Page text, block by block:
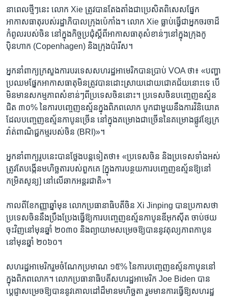
នា​ពេល​ថ្មីៗ​នេះ លោក Xie ត្រូវ​បាន​តែងតាំង​ជា​ប្រេសិត​ពិសេស​ផ្នែក​
អាកាសធាតុ​របស់​រដ្ឋាភិបាល​ក្រុង​ប៉េកាំង។ លោក Xie ធ្លាប់​ធ្វើ​ជា​អ្នក​ចរចា​ដ៏​
កំពូល​របស់​ចិន ​នៅ​ក្នុង​កិច្ចប្រជុំ​ស្តីពី​អាកាសធាតុ​សំខាន់ៗ​នៅ​ក្នុង​ក្រុ​ង​កូ
ប៉ិនហាក (Copenhagen) និង​ក្រុង​ប៉ារីស។​
អ្នក​នាំ​ពាក្យ​ក្រសួង​ការបរទេស​សហរដ្ឋ​អាមេរិក​បាន​ប្រាប់ VOA ថា៖ «បញ្ហា​
ប្រឈម​ផ្នែក​អាកាសធាតុ​មិន​ត្រូវ​បាន​ដោះស្រាយ​ដោយ​ជោគជ័យ​នោះ​ទេ​ បើ​
មិន​មាន​សកម្មភាព​សំខាន់ៗ​ពី​ប្រទេស​ចិន​នោះ។ ប្រទេស​ចិន​បញ្ចេញ​ឧស្ម័ន​
ជិត​ ៣០% ​នៃ​ការ​បញ្ចេញ​ឧស្ម័ន​ក្នុង​ពិភពលោក បូក​ជាមួយ​នឹង​ការ​វិនិយោគ​
ដែល​បញ្ចេញ​ឧស្ម័ន​កាបូន​ច្រើន​ នៅ​ក្នុង​គម្រោង​ជាច្រើន​នៃ​គម្រោង​ផ្លូវ​ខ្សែ​ក្រ
វ៉ាត់​ពាណិជ្ជកម្ម​របស់​ចិន (BRI)»។
អ្នក​នាំ​ពាក្យ​រូប​នេះ​បាន​ថ្លែង​បន្ត​ទៀតថា៖ «ប្រទេស​ចិន និង​ប្រទេស​ទាំង​អស់​
ត្រូវ​តែ​បង្កើន​មហិច្ឆតា​របស់​ពួកគេ ​[ក្នុង​ការបន្ថយ​ការ​បញ្ចេញ​ឧស្ម័ន​ឱ្យ​នៅ​
កម្រិត​សូន្យ] នៅ​លើ​ឆាក​អន្តរជាតិ»។
កាលពី​ខែ​កញ្ញា​ឆ្នាំ​មុន លោក​ប្រធានាធិបតី​ចិន Xi Jinping ​បាន​ប្រកាស​ថា
ប្រទេស​ចិន​នឹង​ប្រឹងប្រែង​ធ្វើ​ឱ្យ​ការ​បញ្ចេញ​ឧស្ម័ន​កាបូន​ឌីអុកស៊ីត ចាប់​ថយ​
ចុះ​វិញ​នៅ​មុន​ឆ្នាំ ២០៣០ និង​ព្យាយាម​សម្រេច​ឱ្យ​បាន​នូវ​តុល្យភាព​កាបូន​
នៅ​មុន​ឆ្នាំ ២០៦០។
សហរដ្ឋ​អាមេរិក​រួម​ចំណែក​ប្រមាណ ​១៥%​ នៃ​ការ​បញ្ចេញ​ឧស្ម័ន​កាបូននៅ​
ក្នុង​ពិភពលោក។ លោក​ប្រធានាធិបតី​សហរដ្ឋ​អាមេរិក Joe Biden បាន​
ប្តេជ្ញា​សម្រេច​ឱ្យ​បាន​នូវ​គោលដៅ​ដ៏​មាន​មហិច្ឆតា ​រួម​មាន​ការ​ធ្វើ​ឱ្យ​សហរដ្ឋ​